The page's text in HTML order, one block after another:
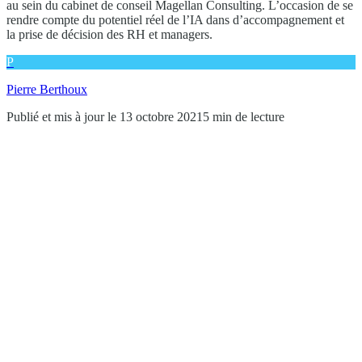
au sein du cabinet de conseil Magellan Consulting. L’occasion de se
rendre compte du potentiel réel de l’IA dans d’accompagnement et
la prise de décision des RH et managers.
P
Pierre Berthoux
Publié et mis à jour le 13 octobre 2021 5 min de lecture